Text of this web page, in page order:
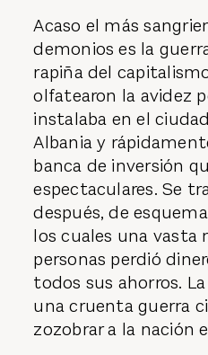
Acaso el más
demonios es la
rapiña del
olfatearon la avidez
instalaba en el
Albania y
banca de inversión
espectaculares. Se
después, de
los cuales una vasta
personas perdió
todos sus ahorros.
una cruenta guerra
zozobrar a la nación